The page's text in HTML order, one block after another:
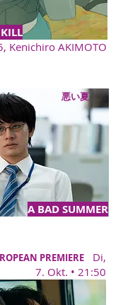
Kenichiro AKIMOTO
A BAD SUMMER
悪い夏
PREMIERE Di,
7. Okt. • 21:50